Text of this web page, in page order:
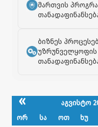
მართვის
ბიზნეს
უზრუნველყოფის
« აგვისტო
ორ სა ოთ ხუ